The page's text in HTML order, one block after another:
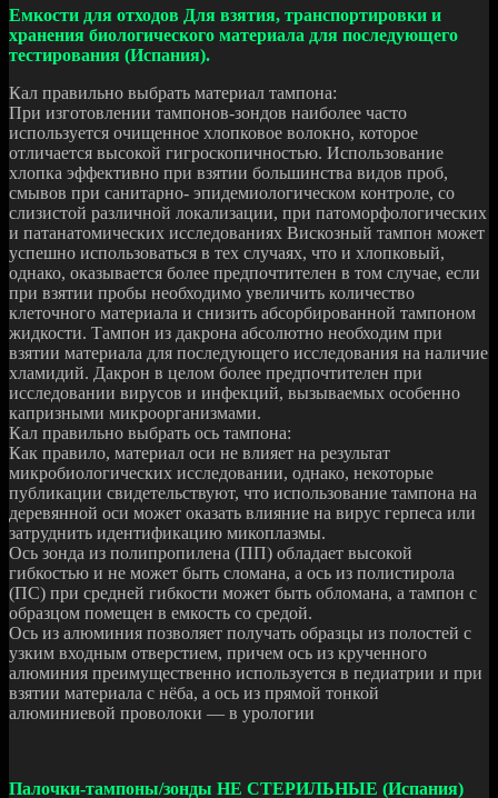
Емкости для отходов Для взятия, транспортировки и
хранения биологического материала для последующего
тестирования (Испания).
Кал правильно выбрать материал тампона:
При изготовлении тампонов-зондов наиболее часто
используется очищенное хлопковое волокно, которое
отличается высокой гигроскопичностью. Использование
хлопка эффективно при взятии большинства видов проб,
смывов при санитарно- эпидемиологическом контроле, со
слизистой различной локализации, при патоморфологических
и патанатомических исследованиях Вискозный тампон может
успешно использоваться в тех случаях, что и хлопковый,
однако, оказывается более предпочтителен в том случае, если
при взятии пробы необходимо увеличить количество
клеточного материала и снизить абсорбированной тампоном
жидкости. Тампон из дакрона абсолютно необходим при
взятии материала для последующего исследования на наличие
хламидий. Дакрон в целом более предпочтителен при
исследовании вирусов и инфекций, вызываемых особенно
капризными микроорганизмами.
Кал правильно выбрать ось тампона:
Как правило, материал оси не влияет на результат
микробиологических исследовании, однако, некоторые
публикации свидетельствуют, что использование тампона на
деревянной оси может оказать влияние на вирус герпеса или
затруднить идентификацию микоплазмы.
Ось зонда из полипропилена (ПП) обладает высокой
гибкостью и не может быть сломана, а ось из полистирола
(ПС) при средней гибкости может быть обломана, а тампон с
образцом помещен в емкость со средой.
Ось из алюминия позволяет получать образцы из полостей с
узким входным отверстием, причем ось из крученного
алюминия преимущественно используется в педиатрии и при
взятии материала с нёба, а ось из прямой тонкой
алюминиевой проволоки — в урологии
Палочки-тампоны/зонды НЕ СТЕРИЛЬНЫЕ (Испания)